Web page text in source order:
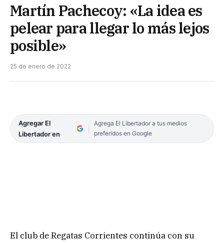
Martín Pachecoy: «La idea es
pelear para llegar lo más lejos
posible»
25 de enero de 2022
Agregar El
Libertador en
Agrega El Libertador a tus medios
preferidos en Google
El club de Regatas Corrientes continúa con su